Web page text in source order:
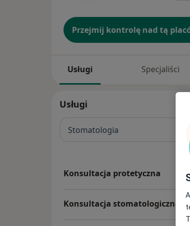
Przejmij kontrolę nad tą
Usługi Specjaliści
Usługi
Stomatologia
Konsultacja protetyczna
Konsultacja stomatologiczna